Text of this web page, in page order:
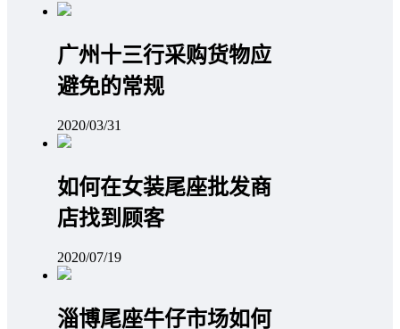
广州十三行采购货物应
避免的常规
2020/03/31
如何在女装尾座批发商
店找到顾客
2020/07/19
淄博尾座牛仔市场如何